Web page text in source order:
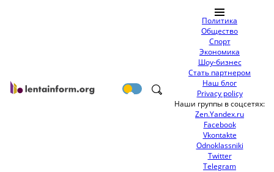
Политика
Общество
Спорт
Экономика
Шоу-бизнес
Стать партнером
Наш блог
Privacy policy
Наши группы в соцсетях:
Zen.Yandex.ru
Facebook
Vkontakte
Odnoklassniki
Twitter
Telegram